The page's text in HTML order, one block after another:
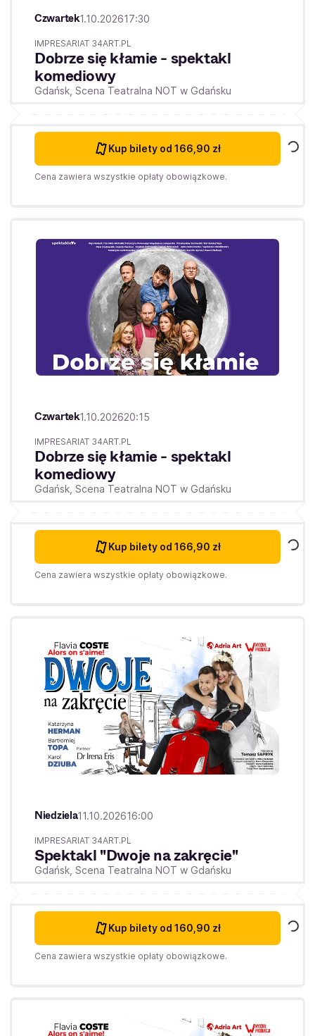
Czwartek1.10.202617:30
IMPRESARIAT 34ART.PL
Dobrze się kłamie - spektakl
komediowy
Gdańsk, Scena Teatralna NOT w Gdańsku
Kup bilety od 166,90 zł
Cena zawiera wszystkie opłaty obowiązkowe.
Czwartek1.10.202620:15
IMPRESARIAT 34ART.PL
Dobrze się kłamie - spektakl
komediowy
Gdańsk, Scena Teatralna NOT w Gdańsku
Kup bilety od 166,90 zł
Cena zawiera wszystkie opłaty obowiązkowe.
Niedziela11.10.202616:00
IMPRESARIAT 34ART.PL
Spektakl "Dwoje na zakręcie"
Gdańsk, Scena Teatralna NOT w Gdańsku
Kup bilety od 160,90 zł
Cena zawiera wszystkie opłaty obowiązkowe.